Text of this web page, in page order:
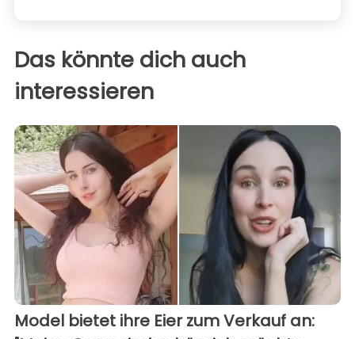
Das könnte dich auch
interessieren
Model bietet ihre Eier zum Verkauf an: